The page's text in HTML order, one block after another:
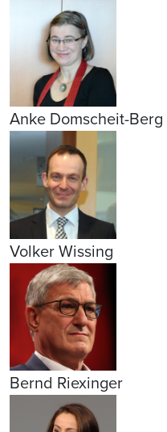
Anke Domscheit-Berg
Volker Wissing
Bernd Riexinger